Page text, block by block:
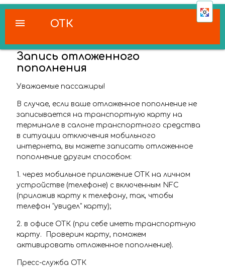
ОТК
menu
Запись отложенного
пополнения
Уважаемые пассажиры!
В случае, если ваше отложенное пополнение не
записывается на транспортную карту на
терминале в салоне транспортного средства
в ситуации отключения мобильного
интернета, вы можете записать отложенное
пополнение другим способом:
1. через мобильное приложение ОТК на личном
устройстве (телефоне) с включенным NFC
(приложив карту к телефону, так, чтобы
телефон "увидел" карту);
2. в офисе ОТК (при себе иметь транспортную
карту. Проверим карту, поможем
активировать отложенное пополнение).
Пресс-служба ОТК